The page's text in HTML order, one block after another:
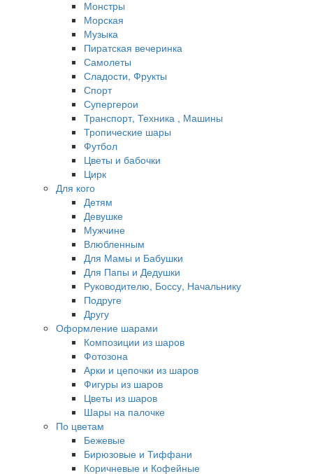
Монстры
Морская
Музыка
Пиратская вечеринка
Самолеты
Сладости, Фрукты
Спорт
Супергерои
Транспорт, Техника , Машины
Тропические шары
Футбол
Цветы и бабочки
Цирк
Для кого
Детям
Девушке
Мужчине
Влюбленным
Для Мамы и Бабушки
Для Папы и Дедушки
Руководителю, Боссу, Начальнику
Подруге
Другу
Оформление шарами
Композиции из шаров
Фотозона
Арки и цепочки из шаров
Фигуры из шаров
Цветы из шаров
Шары на палочке
По цветам
Бежевые
Бирюзовые и Тиффани
Коричневые и Кофейные